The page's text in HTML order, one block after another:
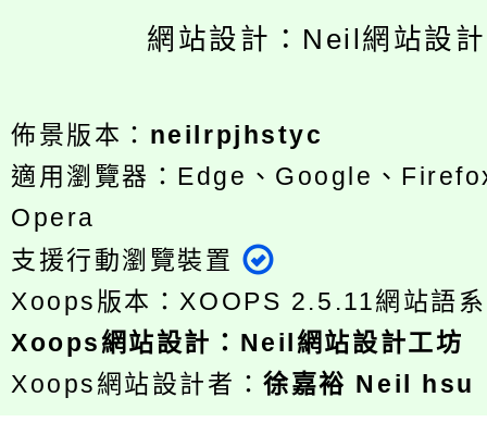
網站設計：Neil網站設
佈景版本： neilrpjhstyc
適用瀏覽器：Edge、Google、
Opera
支援行動瀏覽裝置
Xoops版本：XOOPS 2.5.11網站語
Xoops網站設計 ： Neil網站設計工坊
Xoops網站設計者：徐嘉裕 Neil hsu